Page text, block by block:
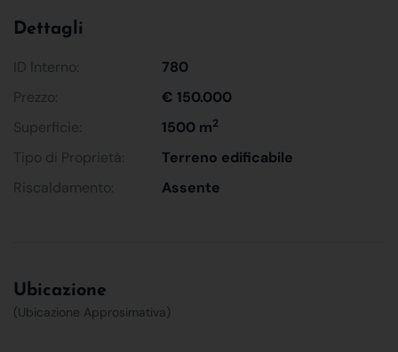
Dettagli
ID Interno:
780
Prezzo:
€ 150.000
Superficie:
1500 m2
Tipo di Proprietà:
Terreno edificabile
Riscaldamento:
Assente
Ubicazione
(Ubicazione Approsimativa)